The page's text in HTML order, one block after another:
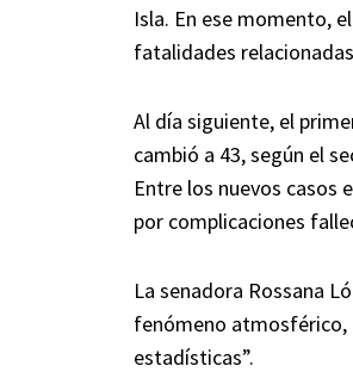
Isla. En ese momento,
fatalidades
Al día siguiente, el
cambió a 43, según el
Entre los nuevos casos
por complicaciones
La senadora Rossana
fenómeno
estadísticas”.